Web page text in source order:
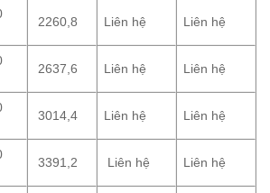
2260,8 Liên hệ Liên hệ
2637,6 Liên hệ Liên hệ
3014,4 Liên hệ Liên hệ
3391,2 Liên hệ Liên hệ